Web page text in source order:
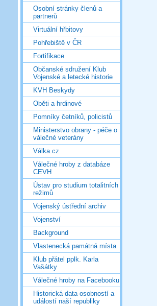
Osobní stránky členů a
partnerů
Virtuální hřbitovy
Pohřebiště v ČR
Fortifikace
Občanské sdružení Klub
Vojenské a letecké historie
KVH Beskydy
Oběti a hrdinové
Pomníky četníků, policistů
Ministerstvo obrany - péče o
válečné veterány
Válka.cz
Válečné hroby z databáze
CEVH
Ústav pro studium totalitních
režimů
Vojenský ústřední archiv
Vojenství
Background
Vlastenecká památná místa
Klub přátel pplk. Karla
Vašátky
Válečné hroby na Facebooku
Historická data osobností a
událostí naší republiky